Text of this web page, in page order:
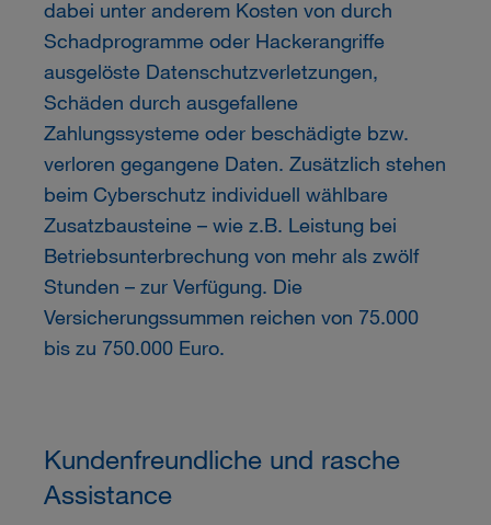
dabei unter anderem Kosten von durch
Schadprogramme oder Hackerangriffe
ausgelöste Datenschutzverletzungen,
Schäden durch ausgefallene
Zahlungssysteme oder beschädigte bzw.
verloren gegangene Daten. Zusätzlich stehen
beim Cyberschutz individuell wählbare
Zusatzbausteine – wie z.B. Leistung bei
Betriebsunterbrechung von mehr als zwölf
Stunden – zur Verfügung. Die
Versicherungssummen reichen von 75.000
bis zu 750.000 Euro.
Kundenfreundliche und rasche
Assistance